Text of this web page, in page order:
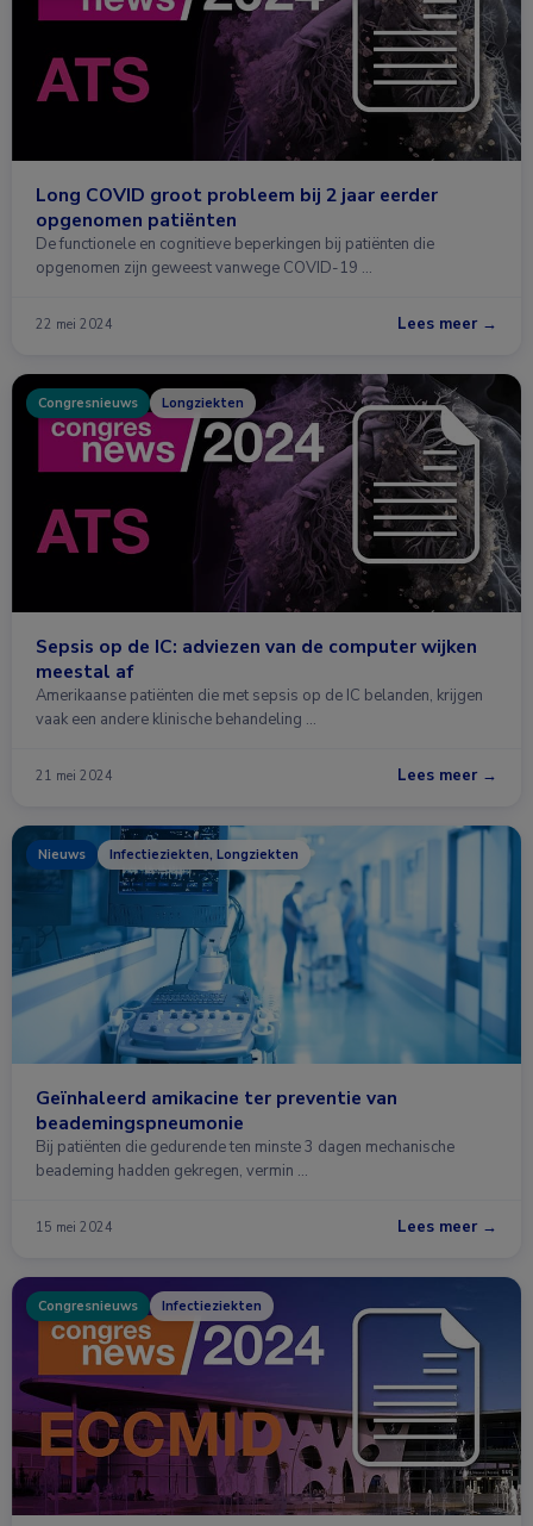
Long COVID groot probleem bij 2 jaar eerder
opgenomen patiënten
De functionele en cognitieve beperkingen bij patiënten die
opgenomen zijn geweest vanwege COVID-19 …
22 mei 2024 Lees meer →
Congresnieuws Longziekten
Sepsis op de IC: adviezen van de computer wijken
meestal af
Amerikaanse patiënten die met sepsis op de IC belanden, krijgen
vaak een andere klinische behandeling …
21 mei 2024 Lees meer →
Nieuws Infectieziekten, Longziekten
Geïnhaleerd amikacine ter preventie van
beademingspneumonie
Bij patiënten die gedurende ten minste 3 dagen mechanische
beademing hadden gekregen, vermin …
15 mei 2024 Lees meer →
Congresnieuws Infectieziekten